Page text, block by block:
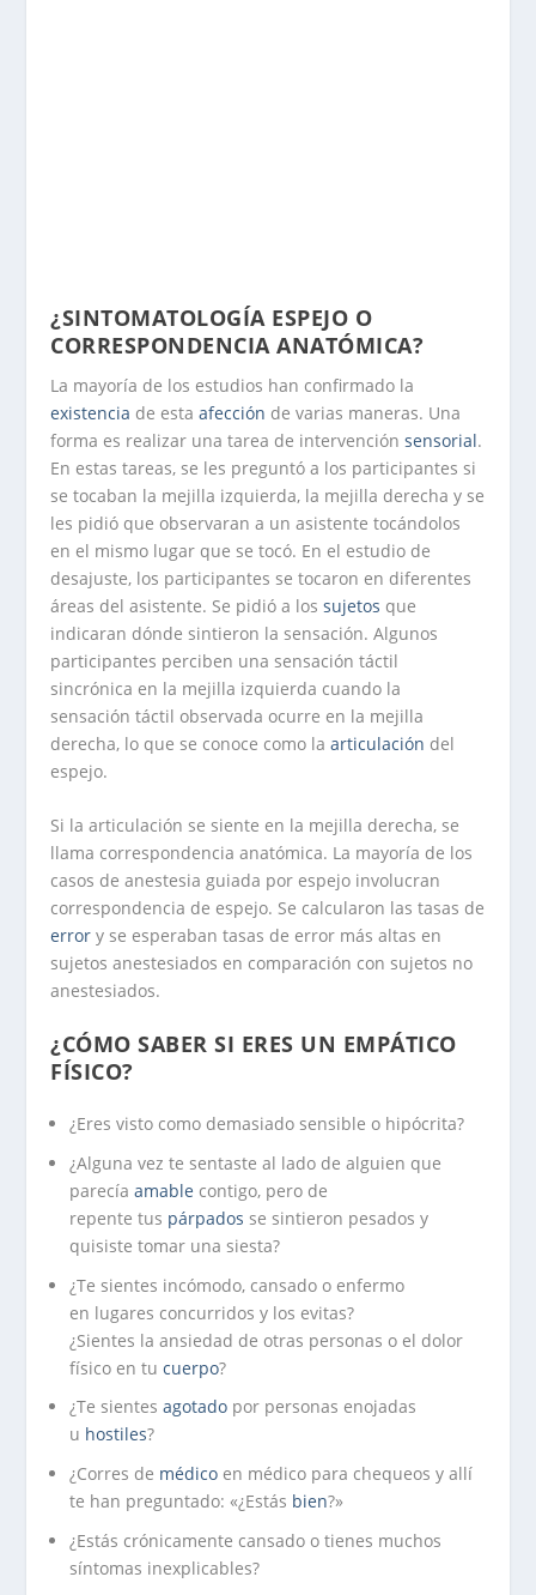
¿SINTOMATOLOGÍA ESPEJO O
CORRESPONDENCIA ANATÓMICA?
La mayoría de los estudios han confirmado la
existencia de estaafección de varias maneras. Una
forma es realizar una tarea de intervenciónsensorial.
En estas tareas, se les preguntó a los participantes si
se tocaban la mejilla izquierda, la mejilla derecha y se
les pidió que observaran a un asistente tocándolos
en el mismo lugar que se tocó. En el estudio de
desajuste, los participantes se tocaron en diferentes
áreas del asistente. Se pidió a lossujetos que
indicaran dónde sintieron la sensación. Algunos
participantes perciben una sensación táctil
sincrónica en la mejilla izquierda cuando la
sensación táctil observada ocurre en la mejilla
derecha, lo que se conoce como laarticulación del
espejo.
Si la articulación se siente en la mejilla derecha, se
llama correspondencia anatómica. La mayoría de los
casos de anestesia guiada por espejo involucran
correspondencia de espejo. Se calcularon las tasas de
error y se esperaban tasas de error más altas en
sujetos anestesiados en comparación con sujetos no
anestesiados.
¿CÓMO SABER SI ERES UN EMPÁTICO
FÍSICO?
¿Eres visto como demasiado sensible o hipócrita?
¿Alguna vez te sentaste al lado de alguien que
parecíaamable contigo, pero de
repente tus párpados se sintieron pesados ​​y
quisiste tomar una siesta?
¿Te sientes incómodo, cansado o enfermo
en lugares concurridos y los evitas?
¿Sientes la ansiedad de otras personas o el dolor
físico en tucuerpo?
¿Te sientesagotado por personas enojadas
u hostiles?
¿Corres de médico en médico para chequeos y allí
te han preguntado: «¿Estás bien?»
¿Estás crónicamente cansado o tienes muchos
síntomas inexplicables?